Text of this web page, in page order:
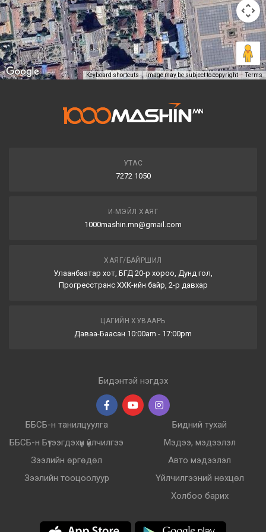
Keyboard shortcuts Image may be subject to copyright Terms
УТАС
7272 1050
И-МЭЙЛ ХАЯГ
1000mashin.mn@gmail.com
ХАЯГ/БАЙРШИЛ
Улаанбаатар хот, БГД 20-р хороо, Дунд гол,
Прогресстранс ХХК-ийн байр, 2-р давхар
ЦАГИЙН ХУВААРЬ
Даваа-Баасан 10:00am - 17:00pm
Бидэнтэй нэгдэх
ББСБ-н танилцуулга
ББСБ-н Бүтээгдэхүүн үйлчилгээ
Зээлийн өргөдөл
Зээлийн тооцоолуур
Бидний тухай
Мэдээ, мэдээлэл
Авто мэдээлэл
Үйлчилгээний нөхцөл
Холбоо барих